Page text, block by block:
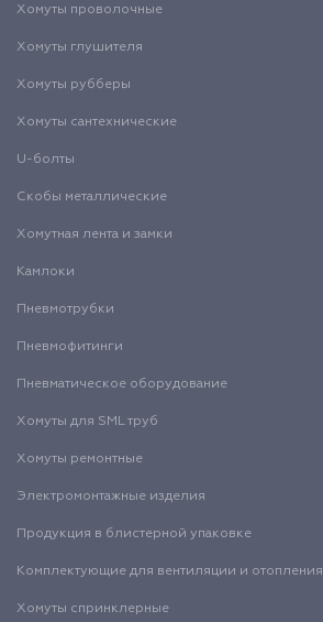
Хомуты проволочные
Хомуты глушителя
Хомуты рубберы
Хомуты сантехнические
U-болты
Скобы металлические
Хомутная лента и замки
Камлоки
Пневмотрубки
Пневмофитинги
Пневматическое оборудование
Хомуты для SML труб
Хомуты ремонтные
Электромонтажные изделия
Продукция в блистерной упаковке
Комплектующие для вентиляции и отопления
Хомуты спринклерные